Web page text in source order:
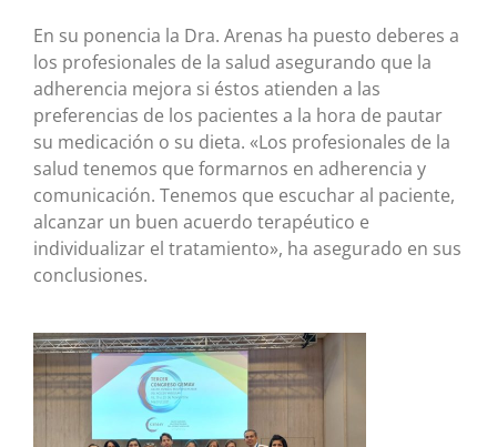
En su ponencia la Dra. Arenas ha puesto deberes a
los profesionales de la salud asegurando que la
adherencia mejora si éstos atienden a las
preferencias de los pacientes a la hora de pautar
su medicación o su dieta. «Los profesionales de la
salud tenemos que formarnos en adherencia y
comunicación. Tenemos que escuchar al paciente,
alcanzar un buen acuerdo terapéutico e
individualizar el tratamiento», ha asegurado en sus
conclusiones.